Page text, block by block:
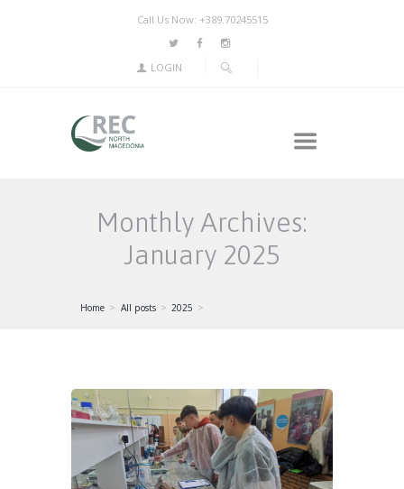
Call Us Now: +389.70245515
LOGIN
Monthly Archives:
January 2025
Home All posts 2025